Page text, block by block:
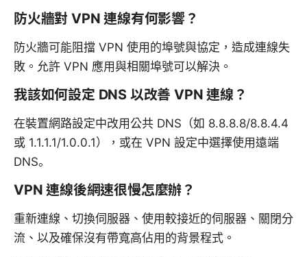
防火牆對 VPN 連線有何影響？
防火牆可能阻擋 VPN 使用的埠號與協定，造成連線失
敗。允許 VPN 應用與相關埠號可以解決。
我該如何設定 DNS 以改善 VPN 連線？
在裝置網路設定中改用公共 DNS（如 8.8.8.8/8.8.4.4
或 1.1.1.1/1.0.0.1），或在 VPN 設定中選擇使用遠端
DNS。
VPN 連線後網速很慢怎麼辦？
重新連線、切換伺服器、使用較接近的伺服器、關閉分
流、以及確保沒有帶寬高佔用的背景程式。